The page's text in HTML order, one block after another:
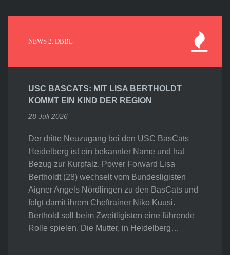
NEWS 2. DBBL
USC BASCATS: MIT LISA BERTHOLDT
KOMMT EIN KIND DER REGION
28 Juli 2026
Der dritte Neuzugang bei den USC BasCats
Heidelberg ist ein bekannter Name und hat
Bezug zur Kurpfalz. Power Forward Lisa
Bertholdt (28) wechselt vom Bundesligisten
Aigner Angels Nördlingen zu den BasCats und
folgt damit ihrem Cheftrainer Niko Kuusi.
Berthold soll beim Zweitligisten eine führende
Rolle spielen. Die Mutter, in Heidelberg…